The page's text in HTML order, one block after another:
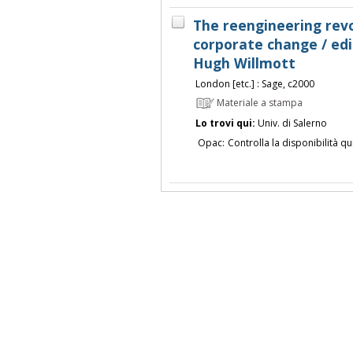
The reengineering
corporate change /
Hugh Willmott
London [etc.] : Sage, c2000
Materiale a stampa
Lo trovi qui: Univ. di Salerno
Opac: Controlla la disponibilità